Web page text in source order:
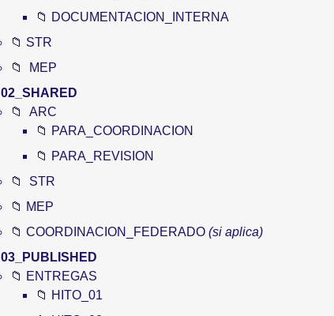
📁 DOCUMENTACION_INTERNA
📁 STR
📁 MEP
02_SHARED
📁 ARC
📁 PARA_COORDINACION
📁 PARA_REVISION
📁 STR
📁 MEP
📁 COORDINACION_FEDERADO (si aplica)
03_PUBLISHED
📁 ENTREGAS
📁 HITO_01